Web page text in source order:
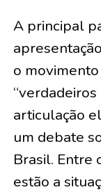
A principal
o
articulação
um debate
Brasil. Entre
estão a